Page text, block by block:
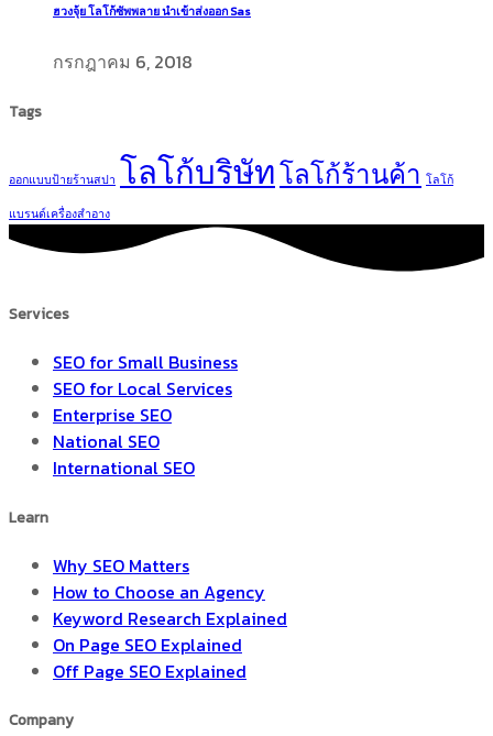
ฮวงจุ้ย โลโก้ซัพพลาย นำเข้าส่งออก Sas
กรกฎาคม 6, 2018
Tags
ออกแบบป้ายร้านสปา โลโก้บริษัทโลโก้ร้านค้า โลโก้
แบรนด์เครื่องสำอาง
Services
SEO for Small Business
SEO for Local Services
Enterprise SEO
National SEO
International SEO
Learn
Why SEO Matters
How to Choose an Agency
Keyword Research Explained
On Page SEO Explained
Off Page SEO Explained
Company